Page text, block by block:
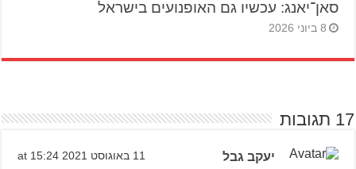
סאן־יאנג: עכשיו גם האופנועים בישראל
8 ביוני 2026
17 תגובות
יעקב גבל 11 באוגוסט 2021 at 15:24